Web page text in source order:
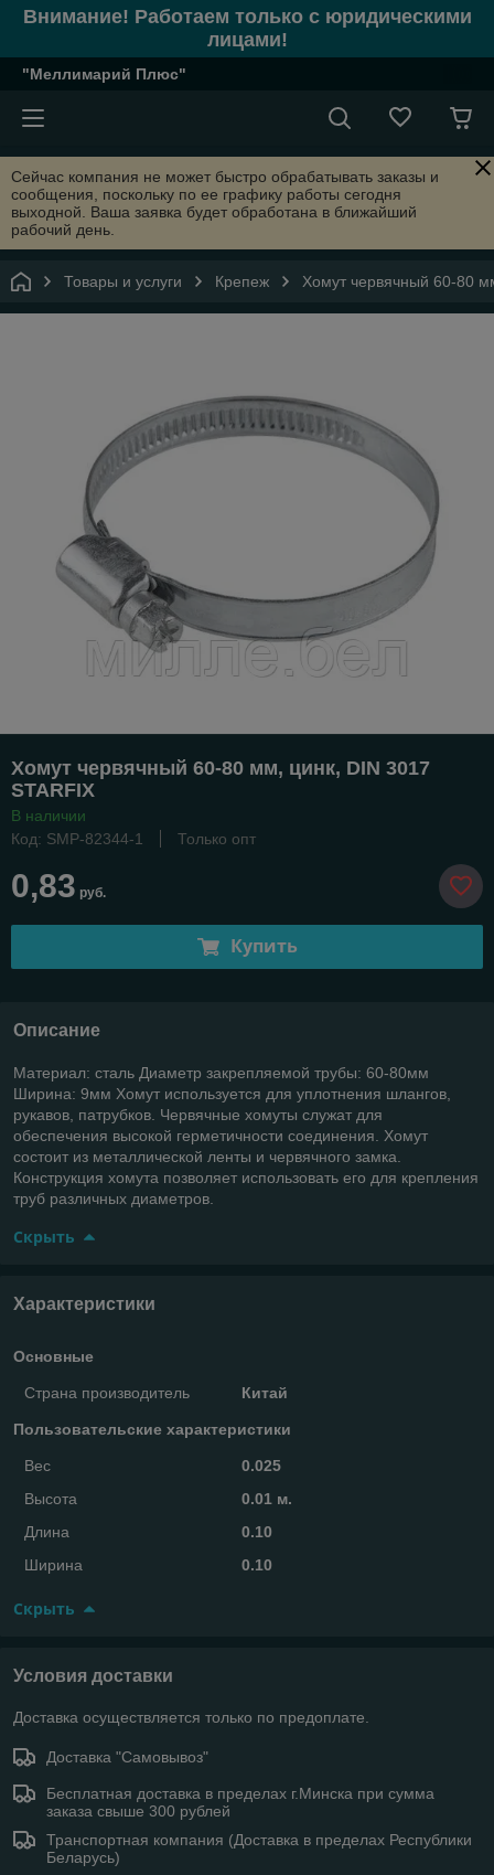
Внимание! Работаем только с юридическими
лицами!
"Меллимарий Плюс"
Сейчас компания не может быстро обрабатывать заказы и
сообщения, поскольку по ее графику работы сегодня
выходной. Ваша заявка будет обработана в ближайший
рабочий день.
Товары и услуги Крепеж Хомут червячный 60-80
Хомут червячный 60-80 мм, цинк, DIN 3017
STARFIX
В наличии
Код: SMP-82344-1
Только опт
0,83 руб.
Купить
Описание
Материал: сталь Диаметр закрепляемой трубы: 60-80мм
Ширина: 9мм Хомут используется для уплотнения шлангов,
рукавов, патрубков. Червячные хомуты служат для
обеспечения высокой герметичности соединения. Хомут
состоит из металлической ленты и червячного замка.
Конструкция хомута позволяет использовать его для крепления
труб различных диаметров.
Скрыть
Характеристики
Основные
Страна производитель Китай
Пользовательские характеристики
Вес
0.025
Высота
0.01 м.
Длина
0.10
Ширина
0.10
Скрыть
Условия доставки
Доставка осуществляется только по предоплате.
Доставка "Самовывоз"
Бесплатная доставка в пределах г.Минска при сумма
заказа свыше 300 рублей
Транспортная компания (Доставка в пределах Республики
Беларусь)